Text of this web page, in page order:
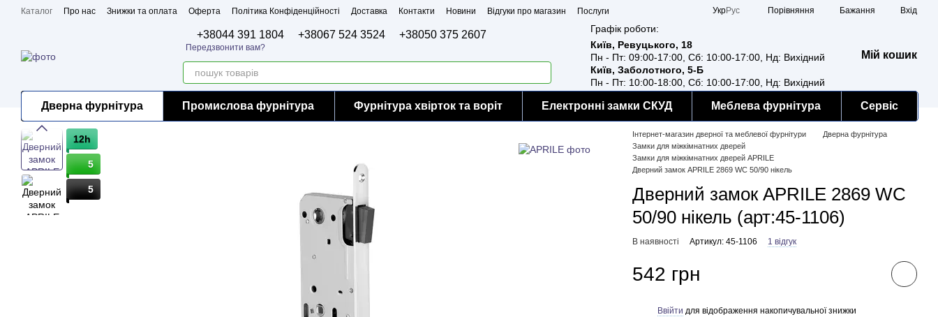
Перейти до основного контенту
Каталог Про нас Знижки та оплата Оферта Політика Конфіденційності Доставка Контакти Новини Відгуки про магазин
Послуги
УкрРус Порівняння Бажання Вхід
+38044 391 1804 +38067 524 3524 +38050 375 2607
Передзвонити вам?
Графік роботи:
Київ, Ревуцького, 18
Пн - Пт: 09:00-17:00, Сб: 10:00-17:00, Нд: Вихідний
Київ, Заболотного, 5-Б
Пн - Пт: 10:00-18:00, Сб: 10:00-17:00, Нд: Вихідний
Мій кошик
Дверна фурнітура Промислова фурнітура Фурнітура хвірток та воріт Електронні замки СКУД Меблева фурнітура Сервіс
12h
5
5
Інтернет-магазин дверної та меблевої фурнітури
Дверна фурнітура
Замки для міжкімнатних дверей
Замки для міжкімнатних дверей APRILE
Дверний замок APRILE 2869 WC 50/90 нікель
Дверний замок APRILE 2869 WC
50/90 нікель (арт:45-1106)
В наявності Артикул: 45-1106 1 відгук
542 грн
Ввійти для відображення накопичувальної знижки